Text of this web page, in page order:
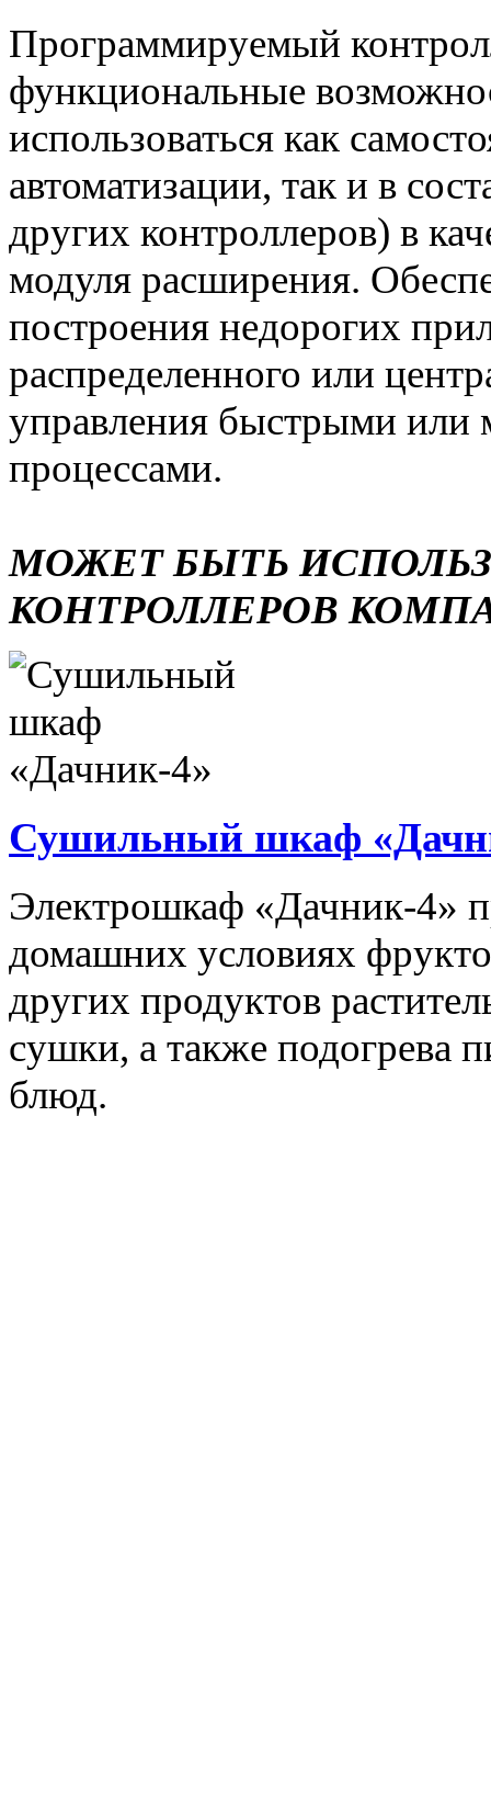
Программируемый
функциональные
использоваться как
автоматизации, так и в
других контроллеров) в
модуля расширения.
построения недорогих
распределенного или
управления быстрыми или
процессами.
МОЖЕТ БЫТЬ
КОНТРОЛЛЕРОВ
Сушильный шкаф
Электрошкаф «Дачник-4»
домашних условиях
других продуктов
сушки, а также подогрева
блюд.